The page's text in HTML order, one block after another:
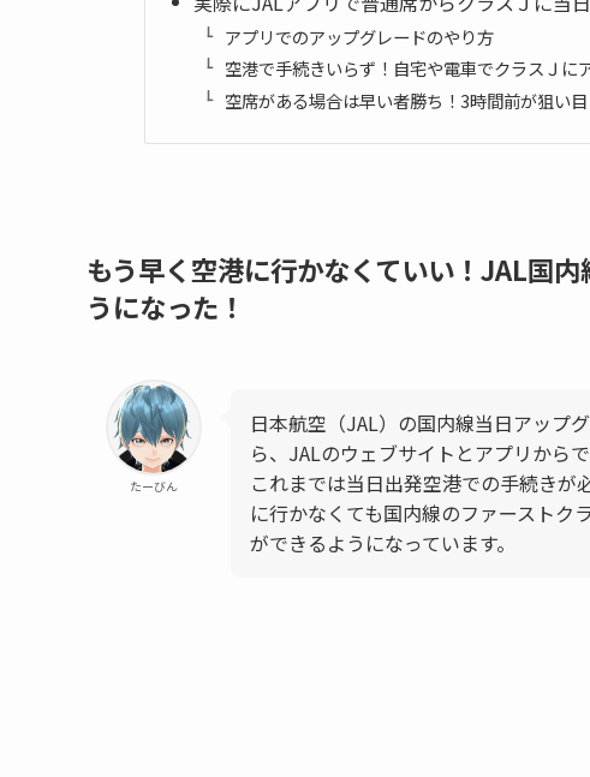
アプリでのアップグレードのやり方
空港で手続きいらず！自宅や電車でクラスＪに
空席がある場合は早い者勝ち！3時間前が狙い目
もう早く空港に行かなくていい！JAL国
うになった！
たーびん
日本航空（JAL）の国内線当日アップ
ら、JALのウェブサイトとアプリから
これまでは当日出発空港での手続き
に行かなくても国内線のファーストク
ができるようになっています。